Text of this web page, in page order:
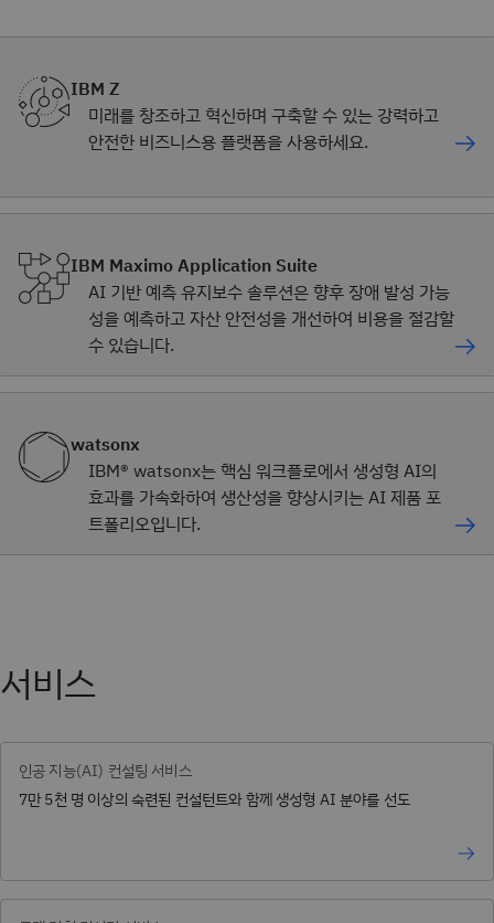
IBM Z
미래를 창조하고 혁신하며 구축할 수 있는 강력하고
안전한 비즈니스용 플랫폼을 사용하세요.
IBM Maximo Application Suite
AI 기반 예측 유지보수 솔루션은 향후 장애 발성 가능
성을 예측하고 자산 안전성을 개선하여 비용을 절감할
수 있습니다.
watsonx
IBM® watsonx는 핵심 워크플로에서 생성형 AI의
효과를 가속화하여 생산성을 향상시키는 AI 제품 포
트폴리오입니다.
서비스
인공 지능(AI) 컨설팅 서비스
7만 5천 명 이상의 숙련된 컨설턴트와 함께 생성형 AI 분야를 선도